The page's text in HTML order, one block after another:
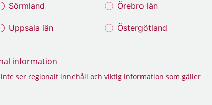
Sörmland
Uppsala län
Örebro län
Östergötland
information
ser regionalt innehåll och viktig information som gäller